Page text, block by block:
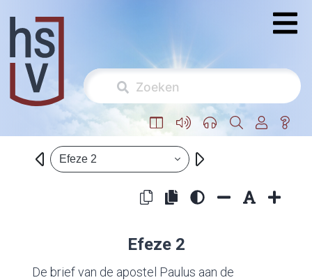
Efeze 2
Efeze 2
De brief van de apostel Paulus aan de